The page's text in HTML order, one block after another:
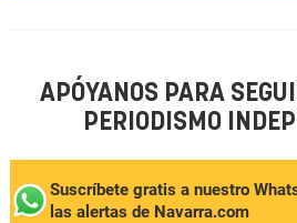
APÓYANOS PARA
PERIODISMO
Suscríbete gratis a nuestro
las alertas de Navarra.com